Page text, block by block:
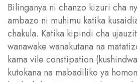
Bilinganya ni chanzo kizuri cha
ambazo ni muhimu katika
chakula. Katika kipindi cha
wanawake wanakutana na
kama vile constipation
kutokana na mabadiliko ya